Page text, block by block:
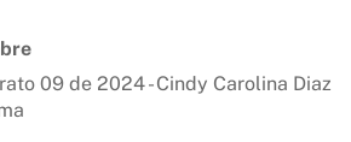
09 de 2024 - Cindy Carolina Diaz